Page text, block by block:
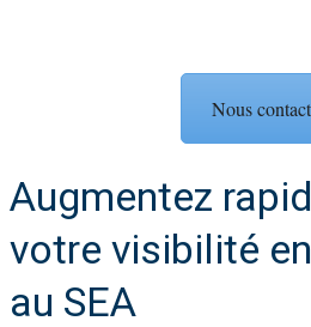
Nous
Augmentez
votre visibilité
au SEA